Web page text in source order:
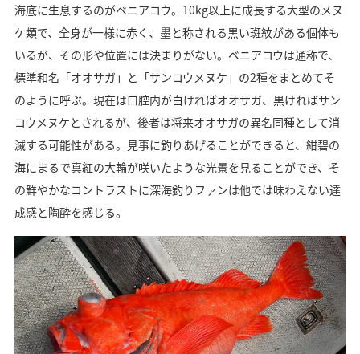
海底に生息するのがベニアコウ。10kg以上に成長する大型のメヌ
ケ類で、全身が一様に赤く、墨と称される黒い斑紋がある個体も
いるが、その形や位置には決まりがない。ベニアコウは通称で、
標準和名「オオサガ」と「サンコウメヌケ」の2種をまとめてそ
のように呼ぶ。現在は口腔内が白ければオオサガ、黒ければサン
コウメヌケとされるが、後者は将来オオサガの異名同種として消
滅する可能性がある。見事に釣りあげることができると、紺碧の
海にまるで真紅の大輪が咲いたような光景を見ることができ、そ
の鮮やかなコントラストに深海釣りファンは他では味わえない達
成感と陶酔を感じる。